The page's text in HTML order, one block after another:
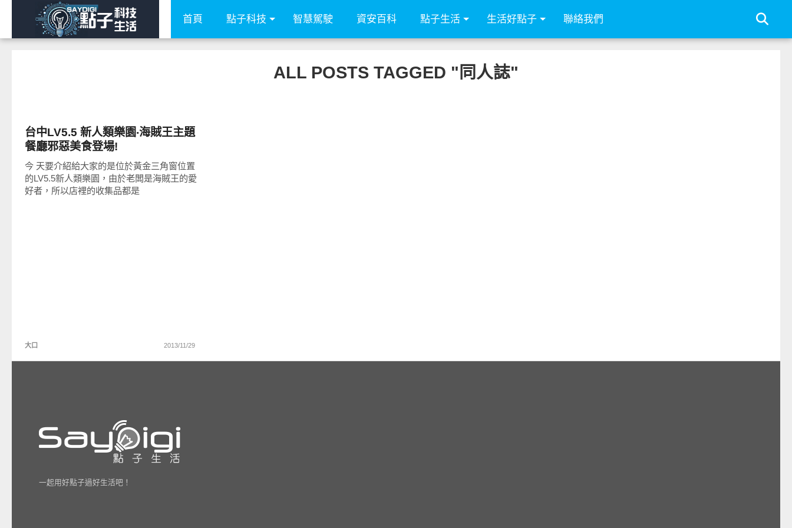
首頁 點子科技 智慧駕駛 資安百科 點子生活 生活好點子 聯絡我們
ALL POSTS TAGGED "同人誌"
台中LV5.5 新人類樂園‧海賊王主題
餐廳邪惡美食登場!
今 天要介紹給大家的是位於黃金三角窗位置
的LV5.5新人類樂園，由於老闆是海賊王的愛
好者，所以店裡的收集品都是
大口 2013/11/29
一起用好點子過好生活吧！